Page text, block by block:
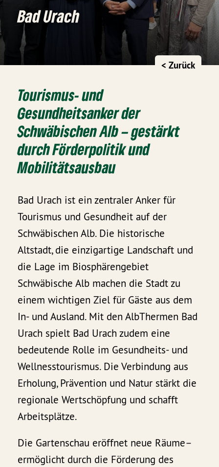
Bad Urach
< Zurück
Tourismus- und
Gesundheitsanker der
Schwäbischen Alb – gestärkt
durch Förderpolitik und
Mobilitätsausbau
Bad Urach ist ein zentraler Anker für
Tourismus und Gesundheit auf der
Schwäbischen Alb. Die historische
Altstadt, die einzigartige Landschaft und
die Lage im Biosphärengebiet
Schwäbische Alb machen die Stadt zu
einem wichtigen Ziel für Gäste aus dem
In- und Ausland. Mit den AlbThermen Bad
Urach spielt Bad Urach zudem eine
bedeutende Rolle im Gesundheits- und
Wellnesstourismus. Die Verbindung aus
Erholung, Prävention und Natur stärkt die
regionale Wertschöpfung und schafft
Arbeitsplätze.
Die Gartenschau eröffnet neue Räume–
ermöglicht durch die Förderung des